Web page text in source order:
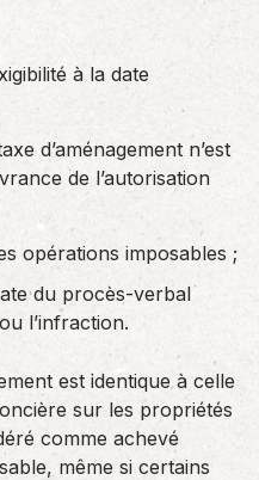
à la date
d’aménagement n’est
de l’autorisation
opérations imposables ;
du procès-verbal
l’infraction.
est identique à celle
sur les propriétés
comme achevé
même si certains